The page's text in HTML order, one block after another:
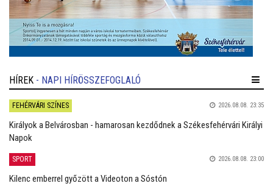
HÍREK - NAPI HÍRÖSSZEFOGLALÓ
FEHÉRVÁRI SZÍNES 2026.08.08. 23:35
Királyok a Belvárosban - hamarosan kezdődnek a Székesfehérvári Királyi
Napok
SPORT 2026.08.08. 23:00
Kilenc emberrel győzött a Videoton a Sóstón